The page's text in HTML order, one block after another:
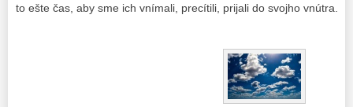
to ešte čas, aby sme ich vnímali, precítili, prijali do svojho vnútra.